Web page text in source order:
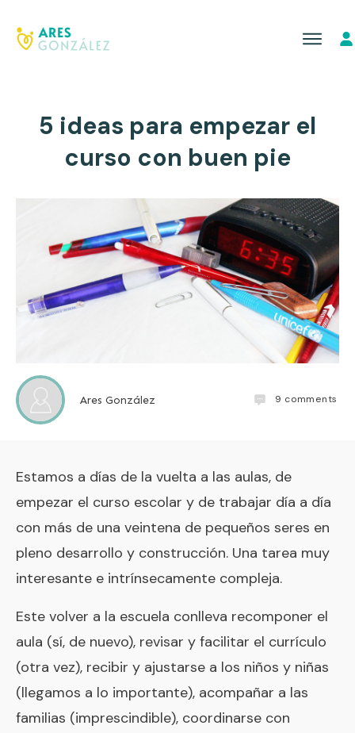
5 ideas para empezar el
curso con buen pie
Ares González 9 comments
Estamos a días de la vuelta a las aulas, de
empezar el curso escolar y de trabajar día a día
con más de una veintena de pequeños seres en
pleno desarrollo y construcción. Una tarea muy
interesante e intrínsecamente compleja.
Este volver a la escuela conlleva recomponer el
aula (sí, de nuevo), revisar y facilitar el currículo
(otra vez), recibir y ajustarse a los niños y niñas
(llegamos a lo importante), acompañar a las
familias (imprescindible), coordinarse con